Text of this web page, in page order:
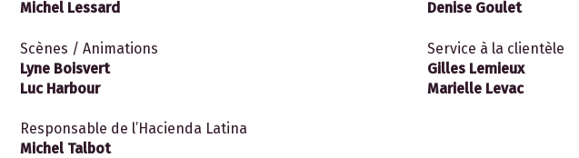
Michel Lessard
Denise Goulet
Scènes / Animations
Lyne Boisvert
Luc Harbour
Service à la clientèle
Gilles Lemieux
Marielle Levac
Responsable de l’Hacienda Latina
Michel Talbot